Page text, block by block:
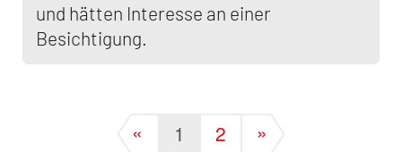
und hätten Interesse an einer
Besichtigung.
« 1 2 »